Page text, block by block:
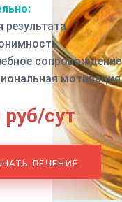
результата
сопровождение
мотивация
руб/сут
ЛЕЧЕНИЕ